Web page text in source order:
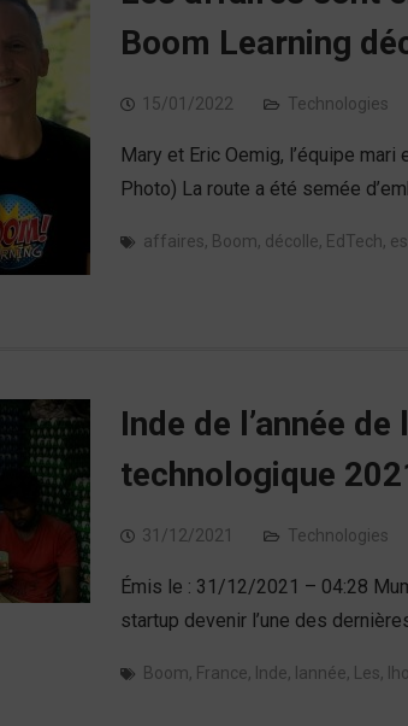
Boom Learning
15/01/2022 Technologies
Mary et Eric Oemig, l’équipe
Photo) La route a été semée
affaires, Boom, décolle, EdTech,
Inde de l’année
technologique
31/12/2021 Technologies
Émis le : 31/12/2021 – 04:28
startup devenir l’une des
Boom, France, Inde, lannée, Les,